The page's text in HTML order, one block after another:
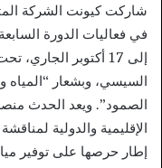
شاركت كيونت الشركة
إلى 17 أكتوبر
السيسي، وبشعار “المياه
الصمود”. ويعد الحدث
الإقليمية والدولية
إطار حرصها على توفير